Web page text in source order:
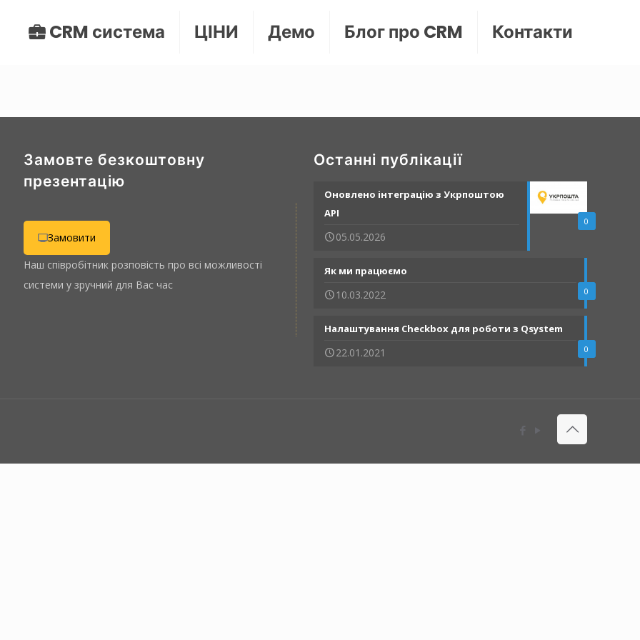
CRM система ЦІНИ Демо Блог про CRM Контакти
Замовте безкоштовну
презентацію
Замовити
Наш співробітник розповість про всі можливості
системи у зручний для Вас час
Останні публікації
0
Оновлено інтеграцію з Укрпоштою
API
05.05.2026
0
Як ми працюємо
10.03.2022
0
Налаштування Checkbox для роботи з Qsystem
22.01.2021